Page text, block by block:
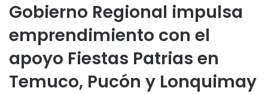
Gobierno Regional impulsa
emprendimiento con el
apoyo Fiestas Patrias en
Temuco, Pucón y Lonquimay